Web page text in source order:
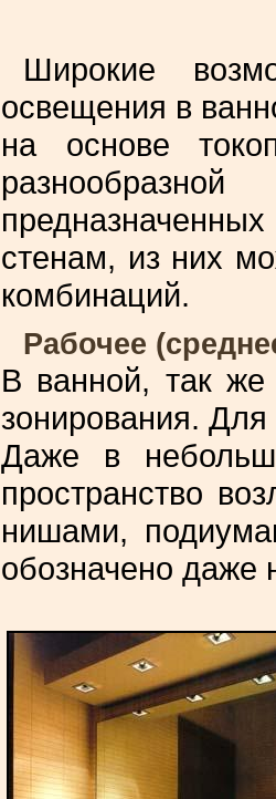
Широкие
освещения в
на основе
стенам, из них
комбинаций.
Рабочее
В ванной, так же
зонирования. Для
Даже в
пространство
нишами,
обозначено даже